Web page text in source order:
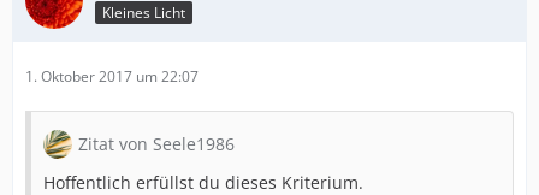
Kleines Licht
1. Oktober 2017 um 22:07
Zitat von Seele1986
Hoffentlich erfüllst du dieses Kriterium.